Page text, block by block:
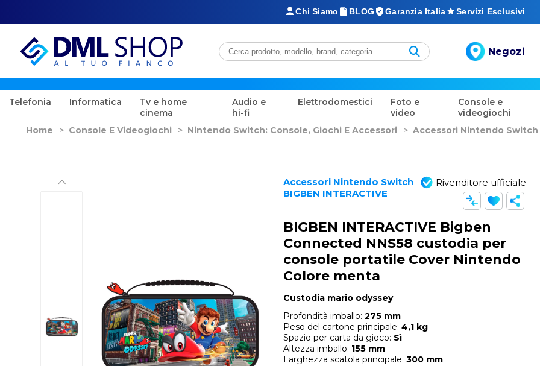
Chi Siamo BLOG Garanzia Italia Servizi Esclusivi
Negozi
Telefonia Informatica
Tv e home
cinema
Audio e
hi-fi
Elettrodomestici
Foto e
video
Console e
videogiochi
Home > Console E Videogiochi > Nintendo Switch: Console, Giochi E Accessori > Accessori Nintendo Switch
Accessori Nintendo Switch
BIGBEN INTERACTIVE
Rivenditore ufficiale
BIGBEN INTERACTIVE Bigben
Connected NNS58 custodia per
console portatile Cover Nintendo
Colore menta
Custodia mario odyssey
Profondità imballo: 275 mm
Peso del cartone principale: 4,1 kg
Spazio per carta da gioco: Sì
Altezza imballo: 155 mm
Larghezza scatola principale: 300 mm